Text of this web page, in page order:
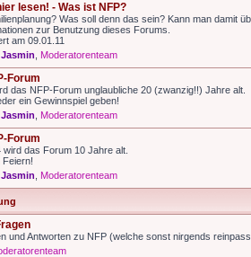
lesen! - Was ist NFP?
Was soll denn das sein? Kann man damit
zur Benutzung dieses Forums.
am 09.01.11
Jasmin Moderatorenteam
Forum
das NFP-Forum unglaubliche 20 (zwanzig!!) Jahre alt.
ein Gewinnspiel geben!
Jasmin Moderatorenteam
Forum
wird das Forum 10 Jahre alt.
Feiern!
Jasmin Moderatorenteam
und Antworten zu NFP (welche sonst nirgends